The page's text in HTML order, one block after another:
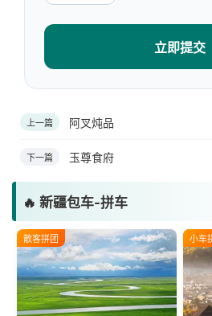
立即提交
上一篇 阿叉炖品
下一篇 玉尊食府
🔥 新疆包车-拼车
散客拼团 小车